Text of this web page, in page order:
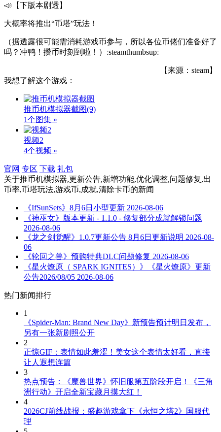
📣【下版本剧透】
大概率将推出“币塔”玩法！
（据透露很可能需消耗游戏币参与，所以各位币佬们准备好了
吗？冲鸭！攒币时刻到啦！）ːsteamthumbsupː
【来源：steam】
我想了解这个游戏：
推币机模拟器截图(9)
1个图集 »
视频2
4个视频 »
官网 专区 下载 礼包
关于推币机模拟器,更新公告,新增功能,优化调整,问题修复,出
币率,币塔玩法,游戏币,成就,清除卡币的新闻
《IfSunSets》8月6日小型更新 2026-08-06
《神巫女》版本更新 - 1.1.0 - 修复部分成就解锁问题
2026-08-06
《龙之剑觉醒》1.0.7更新公告 8月6日更新说明 2026-08-
06
《轮回之兽》预购特典DLC问题修复 2026-08-06
《星火燎原（ SPARK IGNITES）》《星火燎原》更新
公告2026/08/05 2026-08-06
热门新闻排行
1
《Spider-Man: Brand New Day》新预告预计明日发布，
另有一张新剧照公开
2
正惊GIF：表情如此羞涩！美女这个表情太好看，直接
让人遐想连篇
3
热点预告：《魔兽世界》怀旧服第五阶段开启！《三角
洲行动》开启全新宝藏月摸大红！
4
2026CJ前线战报：盛趣游戏拿下《永恒之塔2》国服代
理